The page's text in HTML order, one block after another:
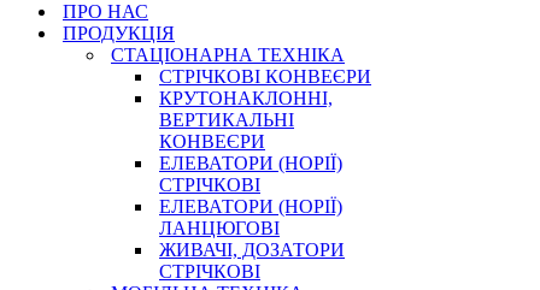
ПРО НАС
ПРОДУКЦІЯ
СТАЦІОНАРНА ТЕХНІКА
СТРІЧКОВІ КОНВЕЄРИ
КРУТОНАКЛОННІ,
ВЕРТИКАЛЬНІ
КОНВЕЄРИ
ЕЛЕВАТОРИ (НОРІЇ)
СТРІЧКОВІ
ЕЛЕВАТОРИ (НОРІЇ)
ЛАНЦЮГОВІ
ЖИВАЧІ, ДОЗАТОРИ
СТРІЧКОВІ